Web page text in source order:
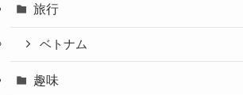
旅行
ベトナム
趣味